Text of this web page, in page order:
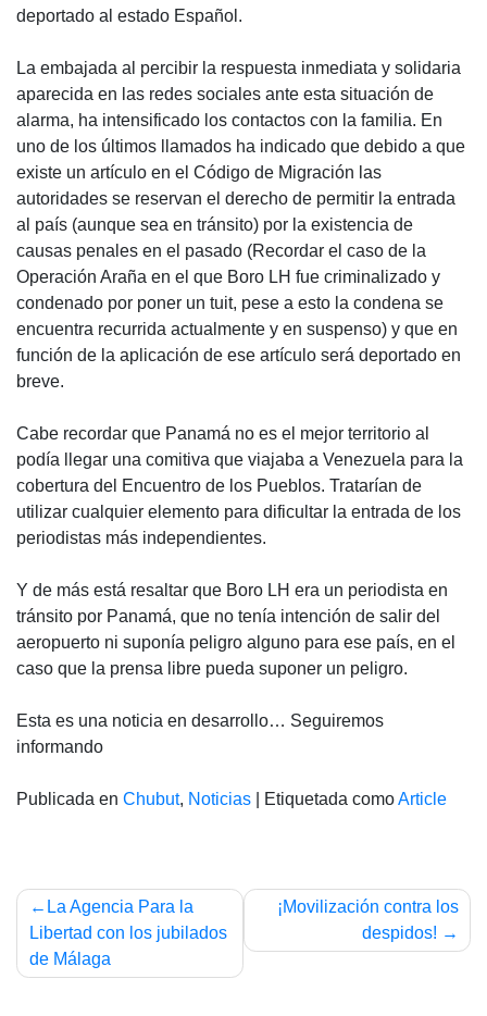
deportado al estado Español.
La embajada al percibir la respuesta inmediata y solidaria
aparecida en las redes sociales ante esta situación de
alarma, ha intensificado los contactos con la familia. En
uno de los últimos llamados ha indicado que debido a que
existe un artículo en el Código de Migración las
autoridades se reservan el derecho de permitir la entrada
al país (aunque sea en tránsito) por la existencia de
causas penales en el pasado (Recordar el caso de la
Operación Araña en el que Boro LH fue criminalizado y
condenado por poner un tuit, pese a esto la condena se
encuentra recurrida actualmente y en suspenso) y que en
función de la aplicación de ese artículo será deportado en
breve.
Cabe recordar que Panamá no es el mejor territorio al
podía llegar una comitiva que viajaba a Venezuela para la
cobertura del Encuentro de los Pueblos. Tratarían de
utilizar cualquier elemento para dificultar la entrada de los
periodistas más independientes.
Y de más está resaltar que Boro LH era un periodista en
tránsito por Panamá, que no tenía intención de salir del
aeropuerto ni suponía peligro alguno para ese país, en el
caso que la prensa libre pueda suponer un peligro.
Esta es una noticia en desarrollo… Seguiremos
informando
Publicada en Chubut, Noticias Etiquetada comoArticle
Navegación
de
entradas
La Agencia Para la
Libertad con los jubilados
de Málaga
¡Movilización contra los
despidos!